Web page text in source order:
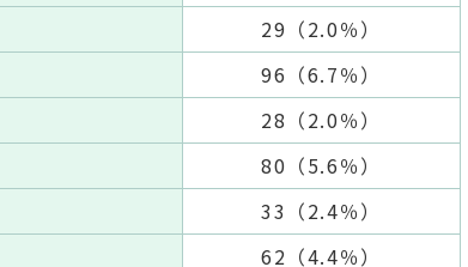
29（2.0％）
96（6.7％）
28（2.0％）
80（5.6％）
33（2.4％）
62（4.4％）